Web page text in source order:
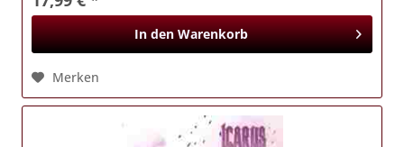
In den Warenkorb
Merken